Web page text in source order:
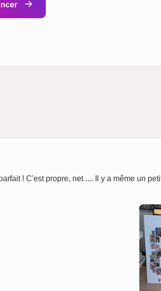
! C'est propre, net .... Il y a même un